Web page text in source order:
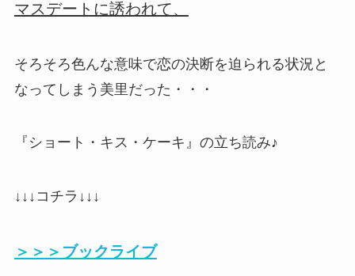
マスデートに誘われて、
そろそろ色んな意味で恋の決断を迫られる状況と
なってしまう美里だった・・・
『ショート・キス・ケーキ』の立ち読み♪
↓↓↓コチラ↓↓↓
＞＞＞ブックライブ